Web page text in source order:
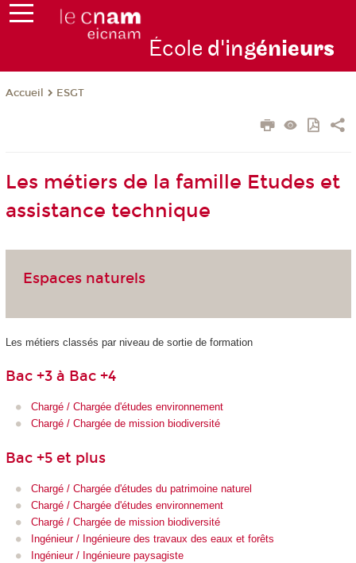
École d'ingénieurs
Accueil ESGT
Les métiers de la famille Etudes et
assistance technique
Espaces naturels
Les métiers classés par niveau de sortie de formation
Bac +3 à Bac +4
Chargé / Chargée d'études environnement
Chargé / Chargée de mission biodiversité
Bac +5 et plus
Chargé / Chargée d'études du patrimoine naturel
Chargé / Chargée d'études environnement
Chargé / Chargée de mission biodiversité
Ingénieur / Ingénieure des travaux des eaux et forêts
Ingénieur / Ingénieure paysagiste